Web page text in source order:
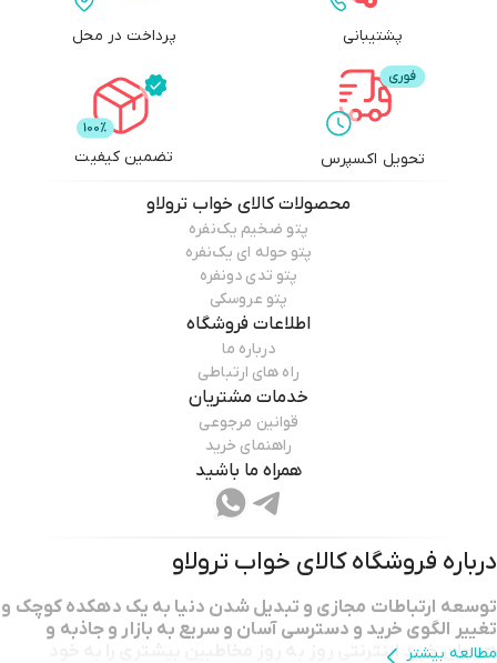
پشتیبانی پرداخت در محل
تحویل اکسپرس تضمین کیفیت
محصولاتکالای خواب ترولاو
پتو ضخیم یک‌نفره
پتو حوله ای یک‌نفره
پتو تدی دونفره
پتو عروسکی
اطلاعات فروشگاه
درباره ما
راه های ارتباطی
خدمات مشتریان
قوانین مرجوعی
راهنمای خرید
همراه ما باشید
درباره فروشگاهکالای خواب ترولاو
توسعه ارتباطات مجازی و تبدیل شدن دنیا به یک دهکده کوچک و
تغییر الگوی خرید و دسترسی آسان و سریع به بازار و جاذبه و
هیجان خرید اینترنتی روز به روز مخاطبین بیشتری را به خود
مطالعه بیشتر